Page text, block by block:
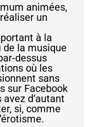
animées,
un
à la
la musique
dessus
où les
sans
sur Facebook
d’autant
si, comme